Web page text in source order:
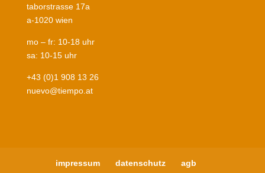
taborstrasse 17a
a-1020 wien
mo – fr: 10-18 uhr
sa: 10-15 uhr
+43 (0)1 908 13 26
nuevo@tiempo.at
impressum datenschutz agb